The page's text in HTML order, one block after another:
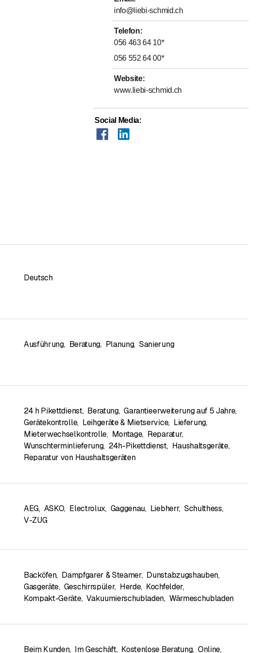
info@liebi-schmid.ch
Telefon:
056 463 64 10*
056 552 64 00*
Website:
www.liebi-schmid.ch
Social Media:
Deutsch
Ausführung, Beratung, Planung, Sanierung
24 h Pikettdienst, Beratung, Garantieerweiterung auf 5 Jahre,
Gerätekontrolle, Leihgeräte & Mietservice, Lieferung,
Mieterwechselkontrolle, Montage, Reparatur,
Wunschterminlieferung, 24h-Pikettdienst, Haushaltsgeräte,
Reparatur von Haushaltsgeräten
AEG, ASKO, Electrolux, Gaggenau, Liebherr, Schulthess,
V-ZUG
Backöfen, Dampfgarer & Steamer, Dunstabzugshauben,
Gasgeräte, Geschirrspüler, Herde, Kochfelder,
Kompakt-Geräte, Vakuumierschubladen, Wärmeschubladen
Beim Kunden, Im Geschäft, Kostenlose Beratung, Online,